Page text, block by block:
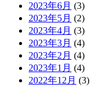
2023年6月 (3)
2023年5月 (2)
2023年4月 (3)
2023年3月 (4)
2023年2月 (4)
2023年1月 (4)
2022年12月 (3)